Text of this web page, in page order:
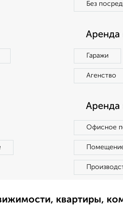
Без
Аренда
Гаражи
Агенство
Аренда
Офисное
квартиры,